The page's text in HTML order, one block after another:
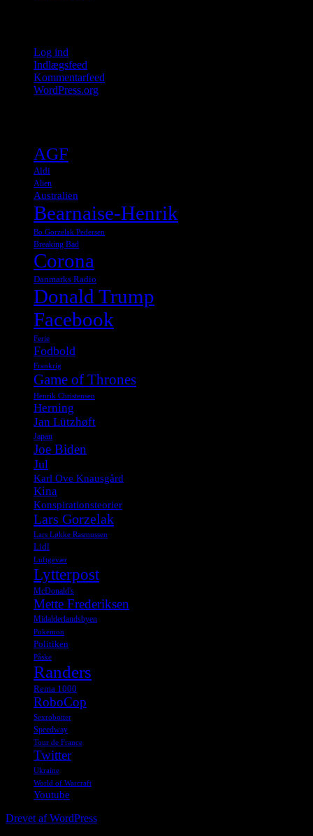
Log ind
Indlægsfeed
Kommentarfeed
WordPress.org
AGF
Aldi
Alien
Australien
Bearnaise-Henrik
Bo Gorzelak Pedersen
Breaking Bad
Corona
Danmarks Radio
Donald Trump
Facebook
Ferie
Fodbold
Frankrig
Game of Thrones
Henrik Christensen
Herning
Jan Lützhøft
Japan
Joe Biden
Jul
Karl Ove Knausgård
Kina
Konspirationsteorier
Lars Gorzelak
Lars Løkke Rasmussen
Lidl
Luftgevær
Lytterpost
McDonald's
Mette Frederiksen
Midalderlandsbyen
Pokemon
Politiken
Påske
Randers
Rema 1000
RoboCop
Sexrobotter
Speedway
Tour de France
Twitter
Ukraine
World of Warcraft
Youtube
Drevet af WordPress